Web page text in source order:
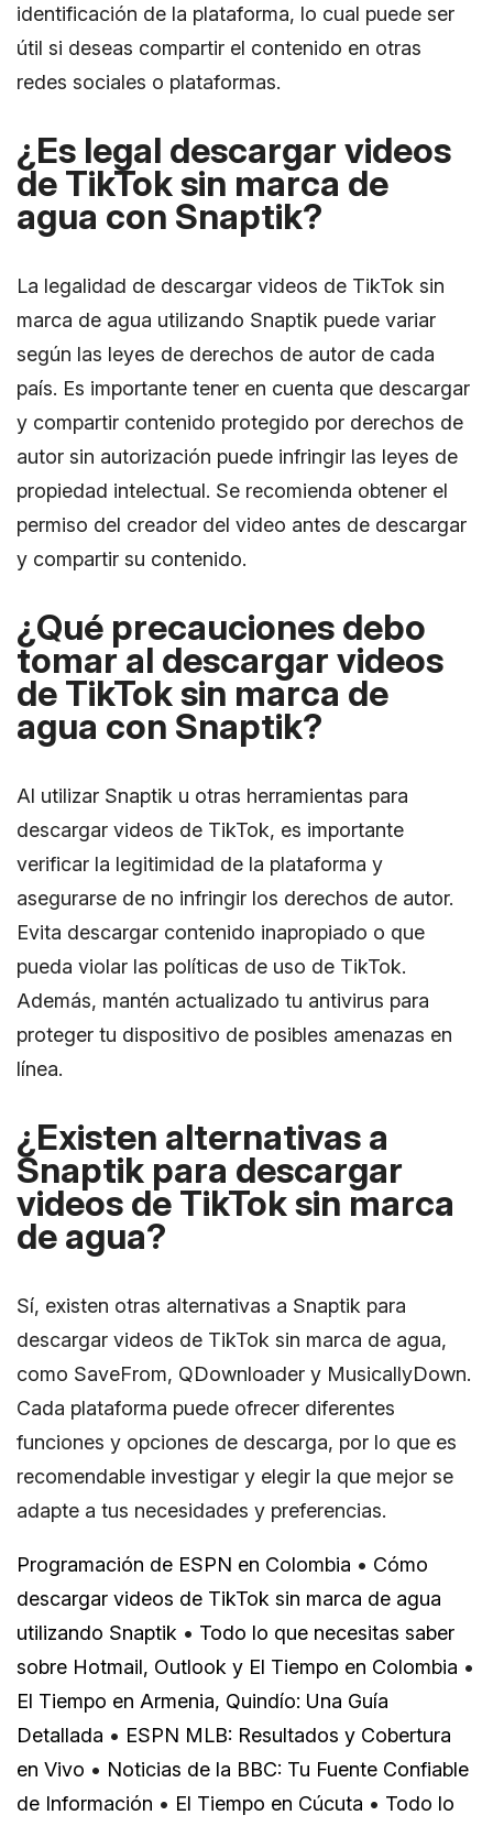
identificación de la plataforma, lo cual puede ser
útil si deseas compartir el contenido en otras
redes sociales o plataformas.
¿Es legal descargar videos
de TikTok sin marca de
agua con Snaptik?
La legalidad de descargar videos de TikTok sin
marca de agua utilizando Snaptik puede variar
según las leyes de derechos de autor de cada
país. Es importante tener en cuenta que descargar
y compartir contenido protegido por derechos de
autor sin autorización puede infringir las leyes de
propiedad intelectual. Se recomienda obtener el
permiso del creador del video antes de descargar
y compartir su contenido.
¿Qué precauciones debo
tomar al descargar videos
de TikTok sin marca de
agua con Snaptik?
Al utilizar Snaptik u otras herramientas para
descargar videos de TikTok, es importante
verificar la legitimidad de la plataforma y
asegurarse de no infringir los derechos de autor.
Evita descargar contenido inapropiado o que
pueda violar las políticas de uso de TikTok.
Además, mantén actualizado tu antivirus para
proteger tu dispositivo de posibles amenazas en
línea.
¿Existen alternativas a
Snaptik para descargar
videos de TikTok sin marca
de agua?
Sí, existen otras alternativas a Snaptik para
descargar videos de TikTok sin marca de agua,
como SaveFrom, QDownloader y MusicallyDown.
Cada plataforma puede ofrecer diferentes
funciones y opciones de descarga, por lo que es
recomendable investigar y elegir la que mejor se
adapte a tus necesidades y preferencias.
Programación de ESPN en Colombia • Cómo
descargar videos de TikTok sin marca de agua
utilizando Snaptik • Todo lo que necesitas saber
sobre Hotmail, Outlook y El Tiempo en Colombia •
El Tiempo en Armenia, Quindío: Una Guía
Detallada • ESPN MLB: Resultados y Cobertura
en Vivo • Noticias de la BBC: Tu Fuente Confiable
de Información • El Tiempo en Cúcuta • Todo lo